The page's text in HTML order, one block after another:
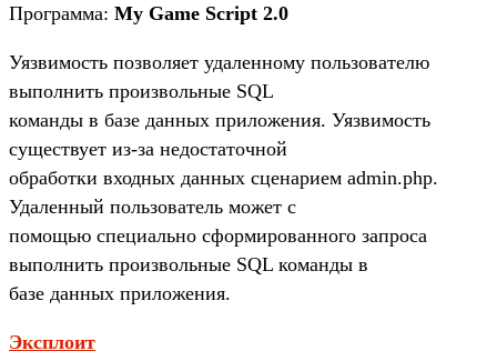
Программа: My Game Script 2.0
Уязвимость позволяет удаленному пользователю
выполнить произвольные SQL
команды в базе данных приложения. Уязвимость
существует из-за недостаточной
обработки входных данных сценарием admin.php.
Удаленный пользователь может с
помощью специально сформированного запроса
выполнить произвольные SQL команды в
базе данных приложения.
Эксплоит